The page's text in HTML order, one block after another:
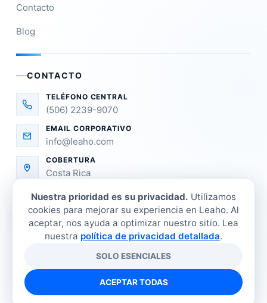
Contacto
Blog
CONTACTO
TELÉFONO CENTRAL
(506) 2239-9070
EMAIL CORPORATIVO
info@leaho.com
COBERTURA
Costa Rica
LEAHO Refrigeración Industrial. Todos los
derechos reservados.
Tienda
Contacto Política de privacidad
Nuestra prioridad es su privacidad. Utilizamos
cookies para mejorar su experiencia en Leaho. Al
aceptar, nos ayuda a optimizar nuestro sitio. Lea
nuestra política de privacidad detallada.
SOLO ESENCIALES
ACEPTAR TODAS